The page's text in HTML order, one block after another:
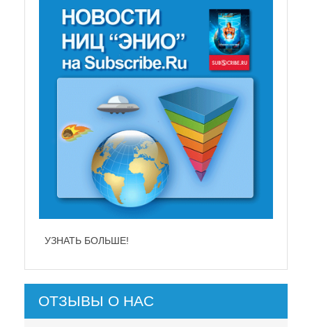
УЗНАТЬ БОЛЬШЕ!
ОТЗЫВЫ О НАС